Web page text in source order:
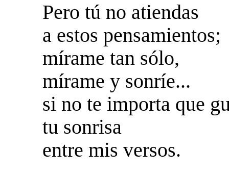
Pero tú no atiendas
a estos pensamientos;
mírame tan sólo,
mírame y sonríe...
si no te importa que
tu sonrisa
entre mis versos.